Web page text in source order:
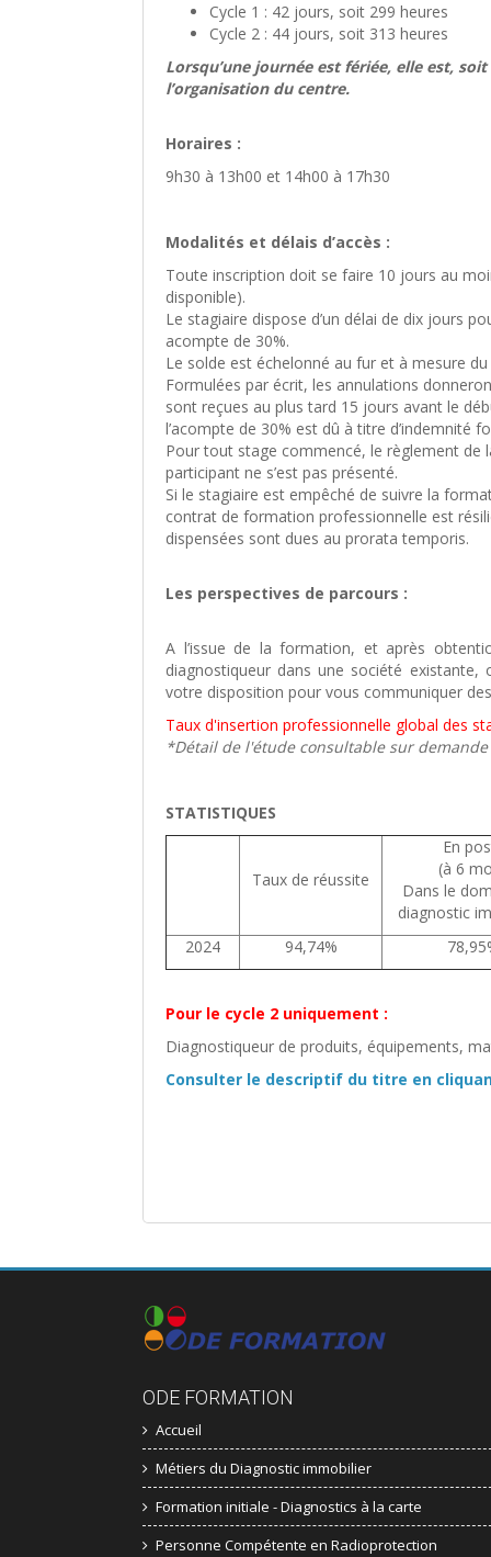
Cycle 1 : 42 jours, soit 299 heures
Cycle 2 : 44 jours, soit 313 heures
Lorsqu’une journée est fériée, elle est,
l’organisation du centre.
Horaires :
9h30 à 13h00 et 14h00 à 17h30
Modalités et délais d’accès :
Toute inscription doit se faire 10 jours au
disponible).
Le stagiaire dispose d’un délai de dix jours
acompte de 30%.
Le solde est échelonné au fur et à mesure
Formulées par écrit, les annulations
sont reçues au plus tard 15 jours avant le
l’acompte de 30% est dû à titre d’indemnité
Pour tout stage commencé, le règlement
participant ne s’est pas présenté.
Si le stagiaire est empêché de suivre la
contrat de formation professionnelle est
dispensées sont dues au prorata temporis.
Les perspectives de parcours :
A l’issue de la formation, et après
diagnostiqueur dans une société
votre disposition pour vous communiquer
Taux d'insertion professionnelle global des
*Détail de l'étude consultable sur
STATISTIQUES
Taux de réussite
En
(à 6
Dans le
diagnostic
2024
94,74%
Pour le cycle 2 uniquement :
Diagnostiqueur de produits, équipements,
Consulter le descriptif du titre en
ODE FORMATION
Accueil
Métiers du Diagnostic immobilier
Formation initiale - Diagnostics à la carte
Personne Compétente en Radioprotection